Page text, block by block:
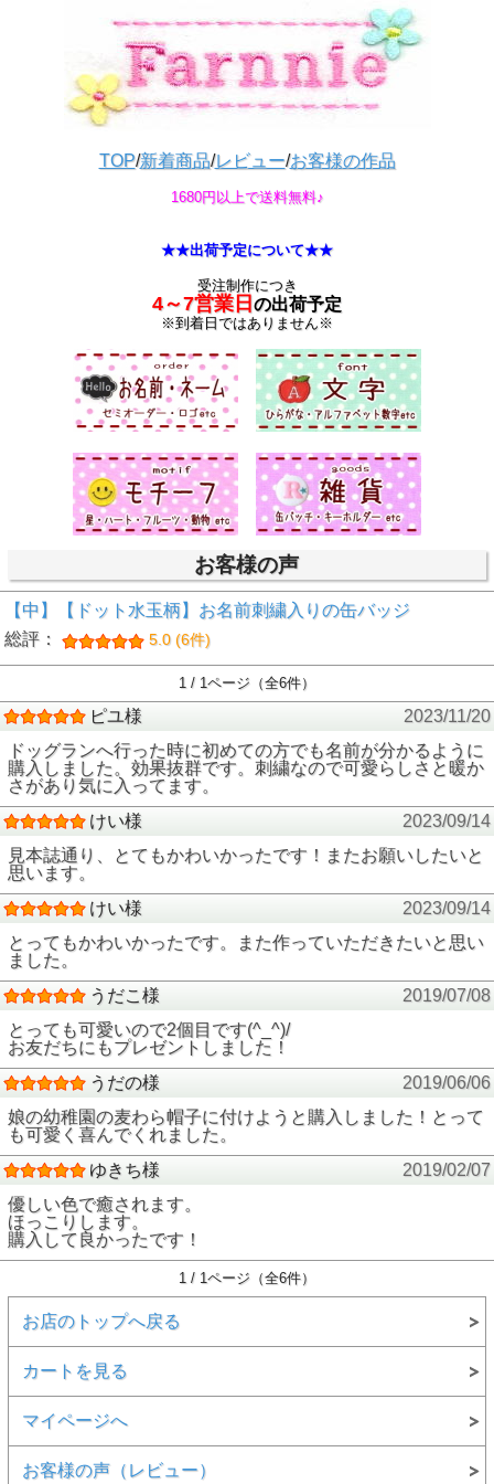
TOP/新着商品/レビュー/お客様の作品
1680円以上で送料無料♪
★★出荷予定について★★
受注制作につき
4～7営業日 の出荷予定
※到着日ではありません※
お客様の声
【中】【ドット水玉柄】お名前刺繍入りの缶バッジ
総評：
5.0 (6件)
1 / 1ページ（全6件）
ピユ様
2023/11/20
ドッグランへ行った時に初めての方でも名前が分かるように
購入しました。効果抜群です。刺繍なので可愛らしさと暖か
さがあり気に入ってます。
けい様
2023/09/14
見本誌通り、とてもかわいかったです！またお願いしたいと
思います。
けい様
2023/09/14
とってもかわいかったです。また作っていただきたいと思い
ました。
うだこ様
2019/07/08
とっても可愛いので2個目です(^_^)/
お友だちにもプレゼントしました！
うだの様
2019/06/06
娘の幼稚園の麦わら帽子に付けようと購入しました！とって
も可愛く喜んでくれました。
ゆきち様
2019/02/07
優しい色で癒されます。
ほっこりします。
購入して良かったです！
1 / 1ページ（全6件）
お店のトップへ戻る
カートを見る
マイページへ
お客様の声（レビュー）